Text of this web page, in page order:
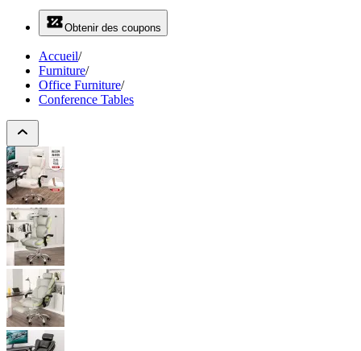
Obtenir des coupons
Accueil/
Furniture/
Office Furniture/
Conference Tables